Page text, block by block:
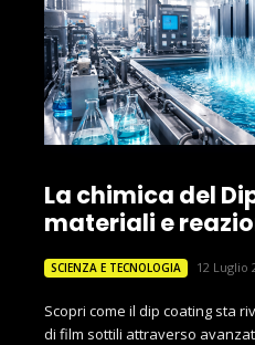
La chimica del
materiali e
SCIENZA E TECNOLOGIA 12 Luglio
Scopri come il dip coating sta
di film sottili attraverso